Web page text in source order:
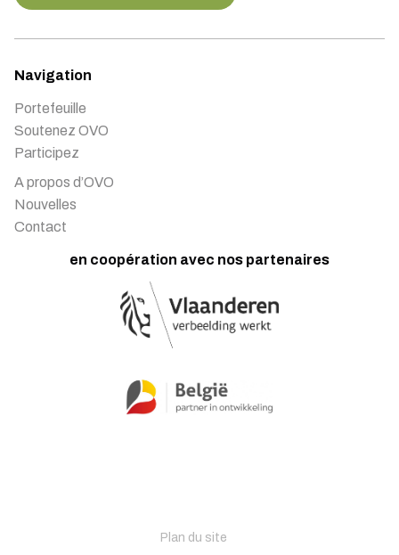
Navigation
Portefeuille
Soutenez OVO
Participez
A propos d’OVO
Nouvelles
Contact
en coopération avec nos partenaires
Plan du site